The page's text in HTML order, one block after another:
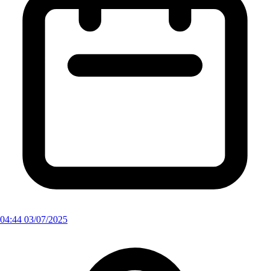
04:44 03/07/2025